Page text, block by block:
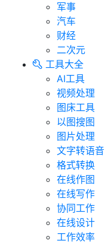
军事
汽车
财经
二次元
工具大全
AI工具
视频处理
图床工具
以图搜图
图片处理
文字转语音
格式转换
在线作图
在线写作
协同工作
在线设计
工作效率